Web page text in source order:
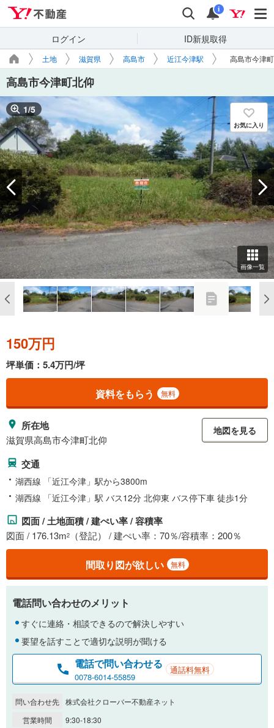
検索 通知
i
ログイン ID新規取得
土地 滋賀県 高島市 近江今津駅 高島市今津
高島市今津町北仰
1/5
お気に入り
画像一覧
150万円
坪単価：5.4万円/坪
資料をもらう 無料
所在地
滋賀県高島市今津町北仰
地図を見る
交通
湖西線 「近江今津」駅から3800m
湖西線 「近江今津」駅 バス12分 北仰東 バス停下車 徒歩1分
図面 / 土地面積 / 建ぺい率 / 容積率
図面 / 176.13m2 （登記） / 建ぺい率：70％/容積率：200％
間取り図が欲しい 無料
電話問い合わせのメリット
すぐに連絡・相談できるので解決しやすい
要望を話すことで適切な説明が聞ける
電話で問い合わせる
0078-6014-55859
通話料無料
問い合わせ先 株式会社クローバー不動産ネット
営業時間
9:30-18:30